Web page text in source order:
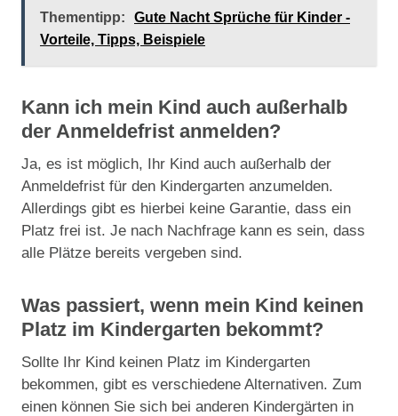
Thementipp:
Gute Nacht Sprüche für Kinder -
Vorteile, Tipps, Beispiele
Kann ich mein Kind auch außerhalb
der Anmeldefrist anmelden?
Ja, es ist möglich, Ihr Kind auch außerhalb der
Anmeldefrist für den Kindergarten anzumelden.
Allerdings gibt es hierbei keine Garantie, dass ein
Platz frei ist. Je nach Nachfrage kann es sein, dass
alle Plätze bereits vergeben sind.
Was passiert, wenn mein Kind keinen
Platz im Kindergarten bekommt?
Sollte Ihr Kind keinen Platz im Kindergarten
bekommen, gibt es verschiedene Alternativen. Zum
einen können Sie sich bei anderen Kindergärten in